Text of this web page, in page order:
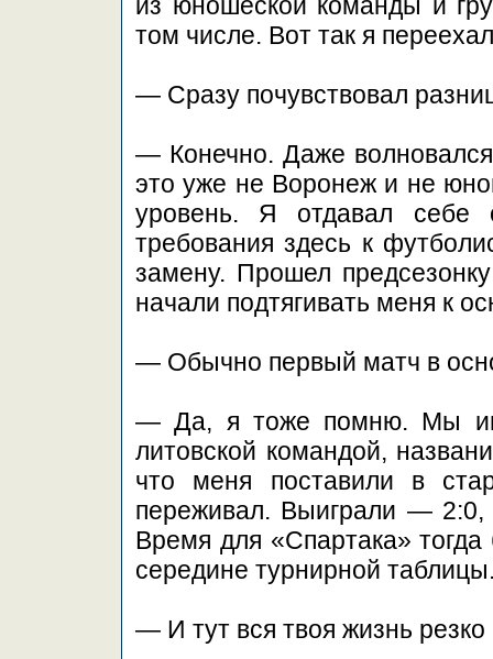
том числе. Вот так я
— Сразу почувствовал
— Конечно. Даже
это уже не Воронеж и не
уровень. Я отдавал себе
требования здесь к
замену. Прошел
начали подтягивать меня к
— Обычно первый матч в
— Да, я тоже помню. Мы
литовской командой,
что меня поставили в
переживал. Выиграли — 2:0,
Время для «Спартака»
середине турнирной
— И тут вся твоя жизнь